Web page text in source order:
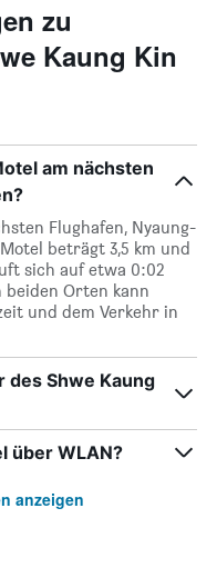
zu
Kaung Kin
am nächsten
Flughafen, Nyaung-
beträgt 3,5 km und
sich auf etwa 0:02
beiden Orten kann
und dem Verkehr in
des Shwe Kaung
über WLAN?
anzeigen